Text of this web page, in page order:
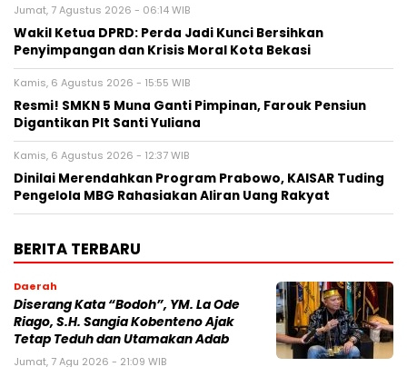
Jumat, 7 Agustus 2026 - 06:14 WIB
Wakil Ketua DPRD: Perda Jadi Kunci Bersihkan
Penyimpangan dan Krisis Moral Kota Bekasi
Kamis, 6 Agustus 2026 - 15:55 WIB
Resmi! SMKN 5 Muna Ganti Pimpinan, Farouk Pensiun
Digantikan Plt Santi Yuliana
Kamis, 6 Agustus 2026 - 12:37 WIB
Dinilai Merendahkan Program Prabowo, KAISAR Tuding
Pengelola MBG Rahasiakan Aliran Uang Rakyat
BERITA TERBARU
Daerah
Diserang Kata “Bodoh”, YM. La Ode
Riago, S.H. Sangia Kobenteno Ajak
Tetap Teduh dan Utamakan Adab
Jumat, 7 Agu 2026 - 21:09 WIB